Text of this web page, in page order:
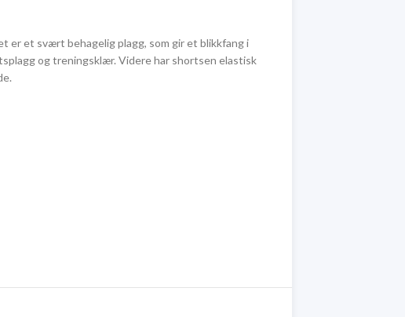
er et svært behagelig plagg, som gir et blikkfang i
og treningsklær. Videre har shortsen elastisk